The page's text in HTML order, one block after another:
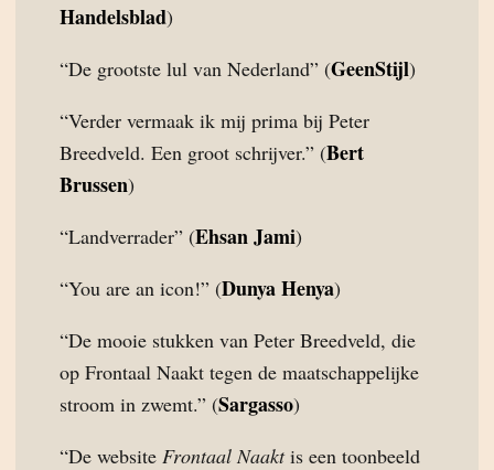
Handelsblad)
“De grootste lul van Nederland” (GeenStijl)
“Verder vermaak ik mij prima bij Peter
Breedveld. Een groot schrijver.” (Bert
Brussen)
“Landverrader” (Ehsan Jami)
“You are an icon!” (Dunya Henya)
“De mooie stukken van Peter Breedveld, die
op Frontaal Naakt tegen de maatschappelijke
stroom in zwemt.” (Sargasso)
“De website Frontaal Naaktis een toonbeeld